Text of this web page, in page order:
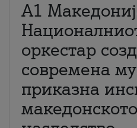
А1
оркестар
современа
приказна